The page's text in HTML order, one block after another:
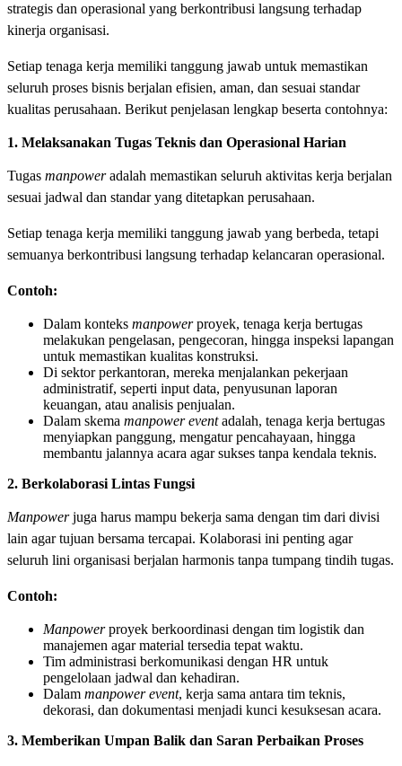
strategis dan operasional yang berkontribusi langsung terhadap
kinerja organisasi.
Setiap tenaga kerja memiliki tanggung jawab untuk memastikan
seluruh proses bisnis berjalan efisien, aman, dan sesuai standar
kualitas perusahaan. Berikut penjelasan lengkap beserta contohnya:
1. Melaksanakan Tugas Teknis dan Operasional Harian
Tugas manpoweradalah memastikan seluruh aktivitas kerja berjalan
sesuai jadwal dan standar yang ditetapkan perusahaan.
Setiap tenaga kerja memiliki tanggung jawab yang berbeda, tetapi
semuanya berkontribusi langsung terhadap kelancaran operasional.
Contoh:
Dalam konteks manpowerproyek, tenaga kerja bertugas
melakukan pengelasan, pengecoran, hingga inspeksi lapangan
untuk memastikan kualitas konstruksi.
Di sektor perkantoran, mereka menjalankan pekerjaan
administratif, seperti input data, penyusunan laporan
keuangan, atau analisis penjualan.
Dalam skema manpower eventadalah, tenaga kerja bertugas
menyiapkan panggung, mengatur pencahayaan, hingga
membantu jalannya acara agar sukses tanpa kendala teknis.
2. Berkolaborasi Lintas Fungsi
Manpowerjuga harus mampu bekerja sama dengan tim dari divisi
lain agar tujuan bersama tercapai. Kolaborasi ini penting agar
seluruh lini organisasi berjalan harmonis tanpa tumpang tindih tugas.
Contoh:
Manpowerproyek berkoordinasi dengan tim logistik dan
manajemen agar material tersedia tepat waktu.
Tim administrasi berkomunikasi dengan HR untuk
pengelolaan jadwal dan kehadiran.
Dalam manpower event, kerja sama antara tim teknis,
dekorasi, dan dokumentasi menjadi kunci kesuksesan acara.
3. Memberikan Umpan Balik dan Saran Perbaikan Proses